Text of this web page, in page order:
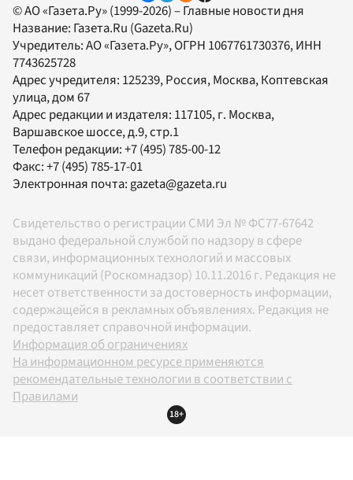
© АО «Газета.Ру» (1999-2026) – Главные новости дня
Название: Газета.Ru (Gazeta.Ru)
Учредитель:АО «Газета.Ру», ОГРН 1067761730376, ИНН
7743625728
Адрес учредителя: 125239, Россия, Москва, Коптевская
улица, дом 67
Адрес редакции и издателя: 117105, г. Москва,
Варшавское шоссе, д.9, стр.1
Телефон редакции:+7 (495) 785-00-12
Факс:+7 (495) 785-17-01
Электронная почта: gazeta@gazeta.ru
Свидетельство о регистрации СМИ Эл № ФС77-67642
выдано федеральной службой по надзору в сфере
связи, информационных технологий и массовых
коммуникаций (Роскомнадзор) 10.11.2016 г. Редакция не
несет ответственности за достоверность информации,
содержащейся в рекламных объявлениях. Редакция не
предоставляет справочной информации.
Информация об ограничениях
На информационном ресурсе применяются
рекомендательные технологии в соответствии с
Правилами
18+